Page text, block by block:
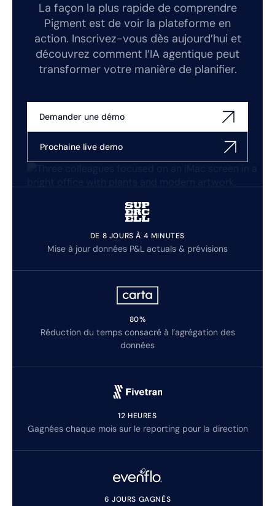
La façon la plus rapide de comprendre
Pigment est de voir la plateforme en
action. Inscrivez-vous dès aujourd’hui et
découvrez comment l’IA agentique peut
transformer votre manière de planifier.
Demander une démo
Prochaine live demo
DE 8 JOURS À 4 MINUTES
Mise à jour données P&L actuals & prévisions
80%
Réduction du temps consacré à l’agrégation des
données
12 HEURES
Gagnées chaque mois sur le reporting pour la direction
6 JOURS GAGNÉS